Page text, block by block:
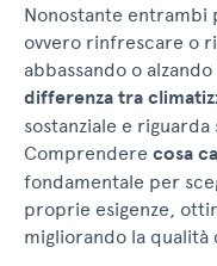
Nonostante entrambi
ovvero rinfrescare o
abbassando o
differenza tra
sostanziale e
Comprendere cosa
fondamentale per
proprie esigenze,
migliorando la qualità